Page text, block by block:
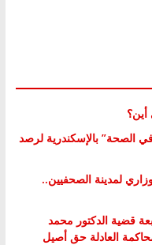
الصحة” بالإسكندرية لرصد
لمدينة الصحفيين..
قضية الدكتور محمد
العادلة حق أصيل